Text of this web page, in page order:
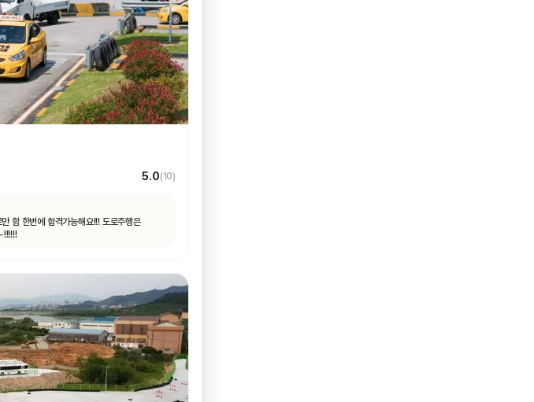
5.0(10)
함 한번에 합격가능해요!!! 도로주행은